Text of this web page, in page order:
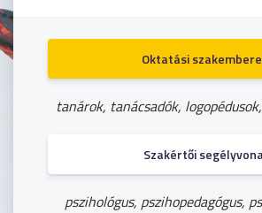
Oktatási
tanárok, tanácsadók,
Szakértői
pszihológus, pszihopedagógus,